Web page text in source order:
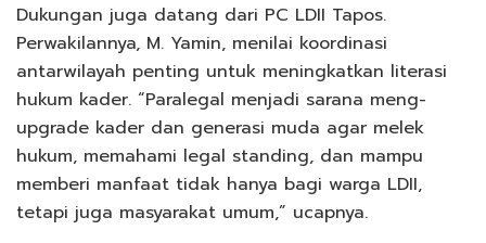
Dukungan juga datang dari PC LDII Tapos.
Perwakilannya, M. Yamin, menilai koordinasi
antarwilayah penting untuk meningkatkan literasi
hukum kader. “Paralegal menjadi sarana meng-
upgrade kader dan generasi muda agar melek
hukum, memahami legal standing, dan mampu
memberi manfaat tidak hanya bagi warga LDII,
tetapi juga masyarakat umum,” ucapnya.